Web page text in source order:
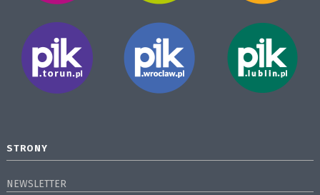
STRONY
NEWSLETTER